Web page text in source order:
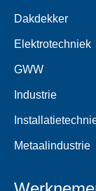
Dakdekker
Elektrotechniek
GWW
Industrie
Metaalindustrie